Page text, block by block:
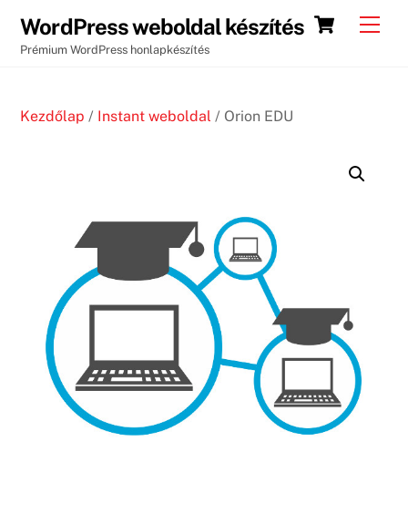
content
Cart
WordPress weboldal készítés
Prémium WordPress honlapkészítés
Kezdőlap / Instant weboldal / Orion EDU